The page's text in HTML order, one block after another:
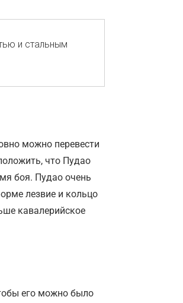
и стальным
можно перевести
что Пудао
боя. Пудао очень
лезвие и кольцо
кавалерийское
его можно было